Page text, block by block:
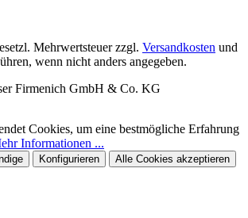
Mehrwertsteuer zzgl. Versandkosten und
wenn nicht anders angegeben.
Firmenich GmbH & Co. KG
Cookies, um eine bestmögliche Erfahrung
Informationen ...
Konfigurieren Alle Cookies akzeptieren